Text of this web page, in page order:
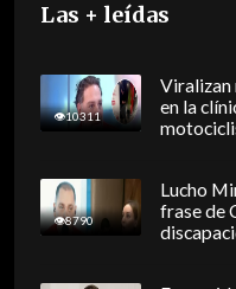
Las + leídas
10311
Viralizan
en la
8790
Lucho
frase de